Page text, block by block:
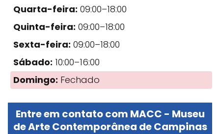
Quarta-feira: 09:00–18:00
Quinta-feira: 09:00–18:00
Sexta-feira: 09:00–18:00
Sábado: 10:00–16:00
Domingo: Fechado
Entre em contato com MACC - Museu
de Arte Contemporânea de Campinas